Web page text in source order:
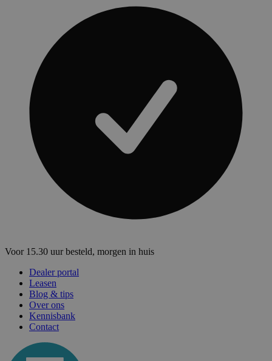
Voor 15.30 uur besteld, morgen in huis
Dealer portal
Leasen
Blog & tips
Over ons
Kennisbank
Contact